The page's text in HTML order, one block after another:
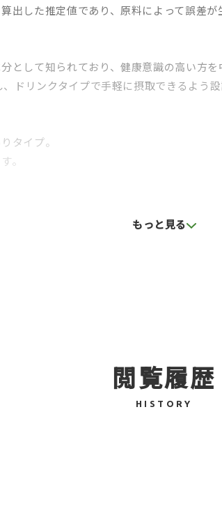
出した推定値であり、原料によって誤差が
として知られており、健康意識の高い方を
ドリンクタイプで手軽に摂取できるよう設
タイプ。
。
を感じるテイストで、毎日の栄養補給シー
出先や仕事の合間など、いつでもどこでも
もっと見る
閲覧履歴
HISTORY